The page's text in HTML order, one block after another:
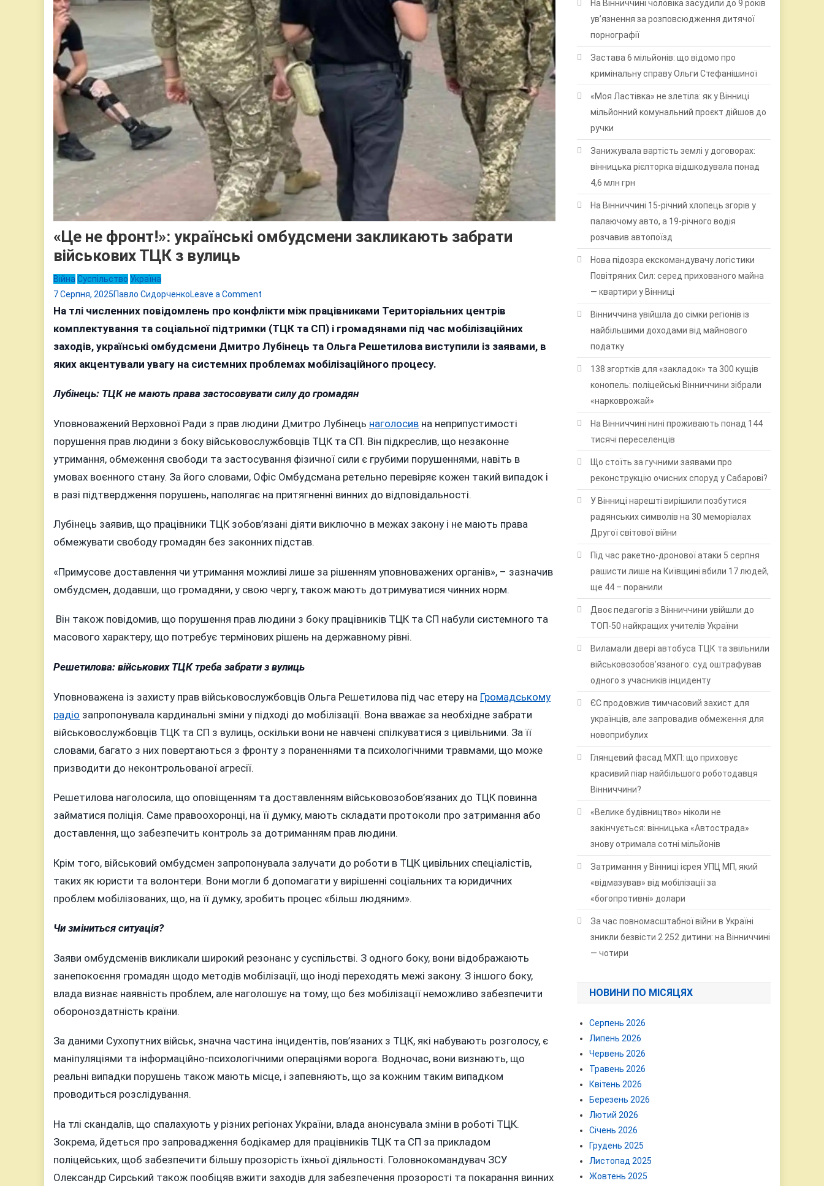
«Це не фронт!»: українські омбудсмени закликають забрати
військових ТЦК з вулиць
Війна Суспільство Україна
7 Серпня, 2025Павло СидорченкоLeave a Comment
«Це
не
українські
омбудсмени
забрати
ТЦК
з
вулиць
На тлі численних повідомлень про конфлікти між працівниками Територіальних центрів
комплектування та соціальної підтримки (ТЦК та СП) і громадянами під час мобілізаційних
заходів, українські омбудсмени Дмитро Лубінець та Ольга Решетилова виступили із заявами, в
яких акцентували увагу на системних проблемах мобілізаційного процесу.
Лубінець: ТЦК не мають права застосовувати силу до громадян
Уповноважений Верховної Ради з прав людини Дмитро Лубінець наголосив на неприпустимості
порушення прав людини з боку військовослужбовців ТЦК та СП. Він підкреслив, що незаконне
утримання, обмеження свободи та застосування фізичної сили є грубими порушеннями, навіть в
умовах воєнного стану. За його словами, Офіс Омбудсмана ретельно перевіряє кожен такий випадок і
в разі підтвердження порушень, наполягає на притягненні винних до відповідальності.
Лубінець заявив, що працівники ТЦК зобов’язані діяти виключно в межах закону і не мають права
обмежувати свободу громадян без законних підстав.
«Примусове доставлення чи утримання можливі лише за рішенням уповноважених органів», – зазначив
омбудсмен, додавши, що громадяни, у свою чергу, також мають дотримуватися чинних норм.
Він також повідомив, що порушення прав людини з боку працівників ТЦК та СП набули системного та
масового характеру, що потребує термінових рішень на державному рівні.
Решетилова: військових ТЦК треба забрати з вулиць
Уповноважена із захисту прав військовослужбовців Ольга Решетилова під час етеру на Громадському
радіо запропонувала кардинальні зміни у підході до мобілізації. Вона вважає за необхідне забрати
військовослужбовців ТЦК та СП з вулиць, оскільки вони не навчені спілкуватися з цивільними. За її
словами, багато з них повертаються з фронту з пораненнями та психологічними травмами, що може
призводити до неконтрольованої агресії.
Решетилова наголосила, що оповіщенням та доставленням військовозобов’язаних до ТЦК повинна
займатися поліція. Саме правоохоронці, на її думку, мають складати протоколи про затримання або
доставлення, що забезпечить контроль за дотриманням прав людини.
Крім того, військовий омбудсмен запропонувала залучати до роботи в ТЦК цивільних спеціалістів,
таких як юристи та волонтери. Вони могли б допомагати у вирішенні соціальних та юридичних
проблем мобілізованих, що, на її думку, зробить процес «більш людяним».
Чи зміниться ситуація?
Заяви омбудсменів викликали широкий резонанс у суспільстві. З одного боку, вони відображають
занепокоєння громадян щодо методів мобілізації, що іноді переходять межі закону. З іншого боку,
влада визнає наявність проблем, але наголошує на тому, що без мобілізації неможливо забезпечити
обороноздатність країни.
За даними Сухопутних військ, значна частина інцидентів, пов’язаних з ТЦК, які набувають розголосу, є
маніпуляціями та інформаційно-психологічними операціями ворога. Водночас, вони визнають, що
реальні випадки порушень також мають місце, і запевняють, що за кожним таким випадком
проводиться розслідування.
На тлі скандалів, що спалахують у різних регіонах України, влада анонсувала зміни в роботі ТЦК.
Зокрема, йдеться про запровадження бодікамер для працівників ТЦК та СП за прикладом
поліцейських, щоб забезпечити більшу прозорість їхньої діяльності. Головнокомандувач ЗСУ
Олександр Сирський також пообіцяв вжити заходів для забезпечення прозорості та покарання винних
На Вінниччині чоловіка засудили до 9 років
ув’язнення за розповсюдження дитячої
порнографії
Застава 6 мільйонів: що відомо про
кримінальну справу Ольги Стефанішиної
«Моя Ластівка» не злетіла: як у Вінниці
мільйонний комунальний проєкт дійшов до
ручки
Занижувала вартість землі у договорах:
вінницька рієлторка відшкодувала понад
4,6 млн грн
На Вінниччині 15-річний хлопець згорів у
палаючому авто, а 19-річного водія
розчавив автопоїзд
Нова підозра екскомандувачу логістики
Повітряних Сил: серед прихованого майна
— квартири у Вінниці
Вінниччина увійшла до сімки регіонів із
найбільшими доходами від майнового
податку
138 згортків для «закладок» та 300 кущів
конопель: поліцейські Вінниччини зібрали
«нарковрожай»
На Вінниччині нині проживають понад 144
тисячі переселенців
Що стоїть за гучними заявами про
реконструкцію очисних споруд у Сабарові?
У Вінниці нарешті вирішили позбутися
радянських символів на 30 меморіалах
Другої світової війни
Під час ракетно-дронової атаки 5 серпня
рашисти лише на Київщині вбили 17 людей,
ще 44 – поранили
Двоє педагогів з Вінниччини увійшли до
ТОП-50 найкращих учителів України
Виламали двері автобуса ТЦК та звільнили
військовозобов’язаного: суд оштрафував
одного з учасників інциденту
ЄС продовжив тимчасовий захист для
українців, але запровадив обмеження для
новоприбулих
Глянцевий фасад МХП: що приховує
красивий піар найбільшого роботодавця
Вінниччини?
«Велике будівництво» ніколи не
закінчується: вінницька «Автострада»
знову отримала сотні мільйонів
Затримання у Вінниці ієрея УПЦ МП, який
«відмазував» від мобілізації за
«богопротивні» долари
За час повномасштабної війни в Україні
зникли безвісти 2 252 дитини: на Вінниччині
— чотири
НОВИНИ ПО МІСЯЦЯХ
Серпень 2026
Липень 2026
Червень 2026
Травень 2026
Квітень 2026
Березень 2026
Лютий 2026
Січень 2026
Грудень 2025
Листопад 2025
Жовтень 2025